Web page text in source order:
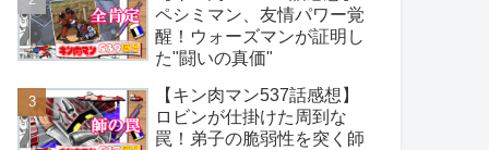
ペシミマン、友情パワー覚
醒！ウォーズマンが証明し
た"闘いの真価"
【キン肉マン537話感想】
ロビンが仕掛けた周到な
罠！弟子の脆弱性を突く師